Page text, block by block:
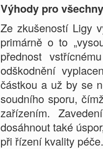
Výhody pro všechny
Ze zkušeností Ligy
primárně o to
přednost
odškodnění
částkou a už by se
soudního sporu,
zařízením.
dosáhnout také
při řízení kvality péče.